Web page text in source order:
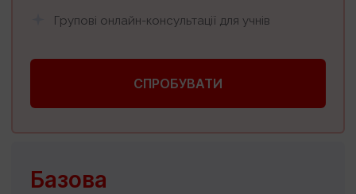
Груповi онлайн-консультацiї для учнiв
СПРОБУВАТИ
Базова